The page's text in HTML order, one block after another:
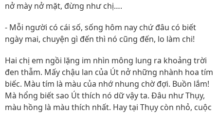
nở mày nở mặt, đừng như chị….
- Mỗi người có cái số, sống hôm nay chứ đâu có biết
ngày mai, chuyện gì đến thì nó cũng đến, lo làm chi!
Hai chị em ngồi lặng im nhìn mông lung ra khoảng trời
đen thẫm. Mấy chậu lan của Út nở những nhành hoa tím
biếc. Màu tím là màu của nhớ nhung chờ đợi. Buồn lắm!
Mà hổng biết sao Út thích nó dữ vậy ta. Đâu như Thụy,
màu hồng là màu thích nhất. Hay tại Thụy còn nhỏ, cuộc